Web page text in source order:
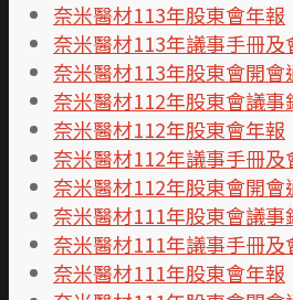
奈米醫材113年股東會年報
奈米醫材113年議事手冊
奈米醫材113年股東會開會
奈米醫材112年股東會議事
奈米醫材112年股東會年報
奈米醫材112年議事手冊
奈米醫材112年股東會開會
奈米醫材111年股東會議事
奈米醫材111年議事手冊
奈米醫材111年股東會年報